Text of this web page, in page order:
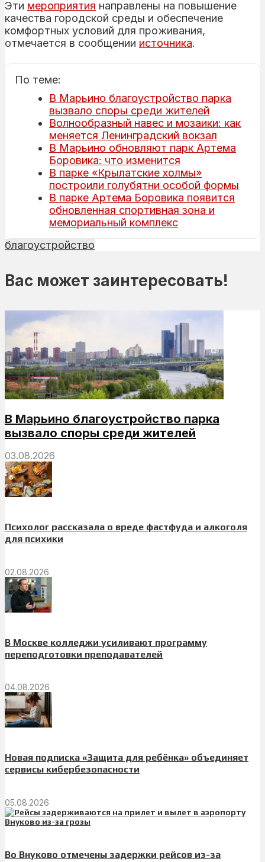
Эти мероприятия направлены на повышение
качества городской среды и обеспечение
комфортных условий для проживания,
отмечается в сообщении источника.
По теме:
В Марьино благоустройство парка
вызвало споры среди жителей
Волнообразный навес и мозаики: как
меняется Ленинградский вокзал
В Марьино обновляют парк Артема
Боровика: что изменится
В парке «Крылатские холмы»
построили голубятни особой формы
В парке Артема Боровика появится
обновленная спортивная зона и
мемориальный комплекс
благоустройство
Вас может заинтересовать!
В Марьино благоустройство парка
вызвало споры среди жителей
03.08.2026
Психолог рассказала о вреде фастфуда и алкоголя
для психики
02.08.2026
В Москве колледжи усиливают программу
переподготовки преподавателей
04.08.2026
Новая подписка «Защита для ребёнка» объединяет
сервисы кибербезопасности
05.08.2026
Во Внуково отмечены задержки рейсов из-за